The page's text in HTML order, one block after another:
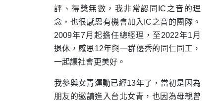
評、得獎無數，我非常認同IC之音的理
念，也很感恩有機會加入IC之音的團隊。
2009年7月起擔任總經理，至2022年1月
退休，感恩12年與一群優秀的同仁同工，
一起讓社會更美好。
我參與女青運動已經13年了，當初是因為
朋友的邀請進入台北女青，也因為母親曾